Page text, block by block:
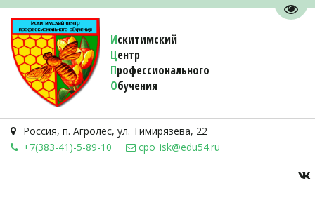
Искитимский
Центр
Профессионального
Обучения
Россия, п. Агролес, ул. Тимирязева, 22
+7(383-41)-5-89-10
cpo_isk@edu54.ru